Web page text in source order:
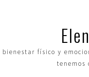
físico y
tenemos